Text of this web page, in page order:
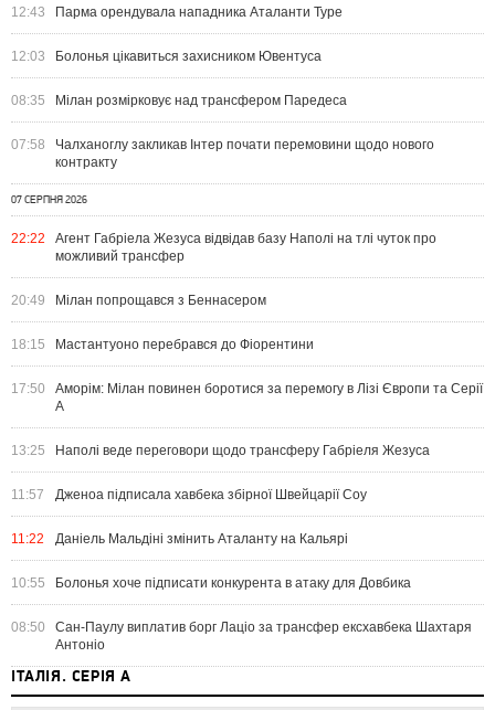
12:43 Парма орендувала нападника Аталанти Туре
12:03 Болонья цікавиться захисником Ювентуса
08:35 Мілан розмірковує над трансфером Паредеса
07:58
Чалханоглу закликав Інтер почати перемовини щодо нового
контракту
07 СЕРПНЯ 2026
22:22
Агент Габріела Жезуса відвідав базу Наполі на тлі чуток про
можливий трансфер
20:49 Мілан попрощався з Беннасером
18:15 Мастантуоно перебрався до Фіорентини
17:50
Аморім: Мілан повинен боротися за перемогу в Лізі Європи та Серії
А
13:25 Наполі веде переговори щодо трансферу Габріеля Жезуса
11:57 Дженоа підписала хавбека збірної Швейцарії Соу
11:22 Даніель Мальдіні змінить Аталанту на Кальярі
10:55 Болонья хоче підписати конкурента в атаку для Довбика
08:50
Сан-Паулу виплатив борг Лаціо за трансфер ексхавбека Шахтаря
Антоніо
ІТАЛІЯ. СЕРІЯ А